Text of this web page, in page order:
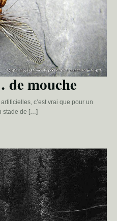
mouche
c’est vrai que pour un
stade de […]